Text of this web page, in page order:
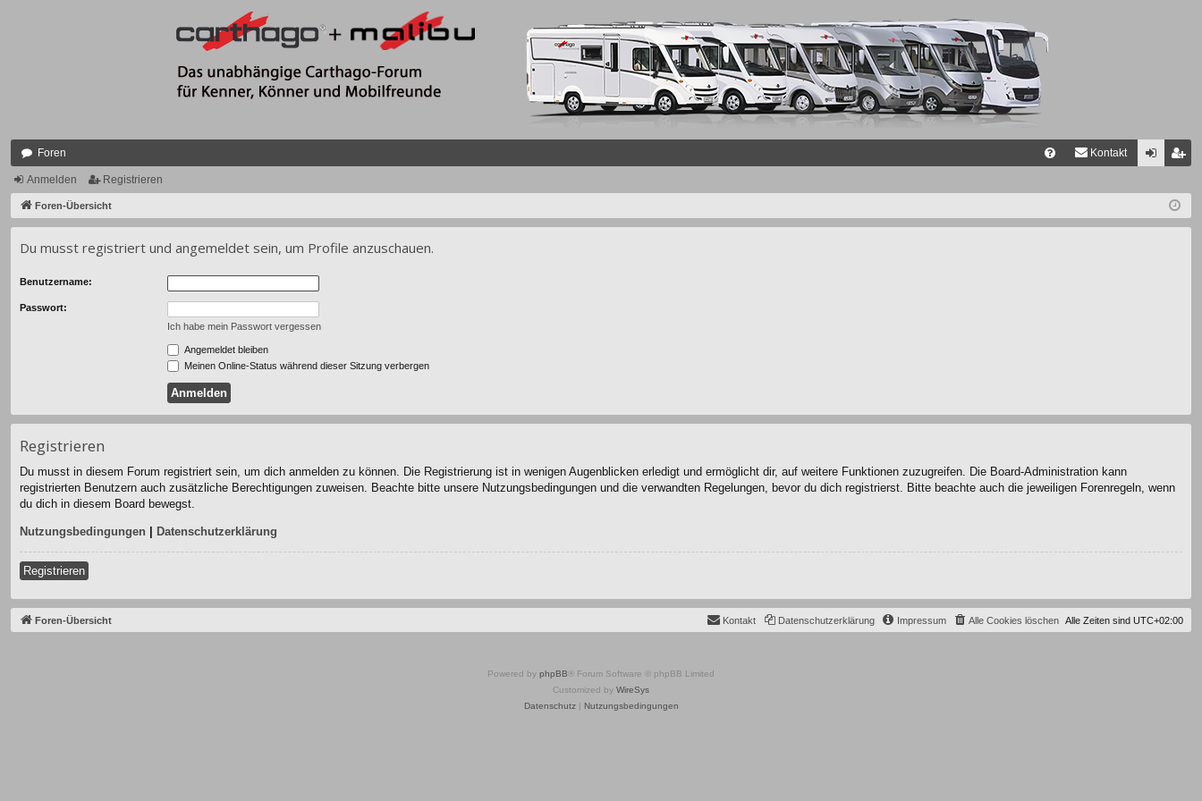
Foren Kontakt
ist
Anmelden Registrieren
Foren-Übersicht
Du musst registriert und angemeldet sein, um Profile anzuschauen.
Benutzername:
Passwort:
Ich habe mein Passwort vergessen
Angemeldet bleiben
Meinen Online-Status während dieser Sitzung verbergen
Registrieren
Du musst in diesem Forum registriert sein, um dich anmelden zu können. Die Registrierung ist in wenigen Augenblicken erledigt und ermöglicht dir, auf weitere Funktionen zuzugreifen. Die Board-Administration kann
registrierten Benutzern auch zusätzliche Berechtigungen zuweisen. Beachte bitte unsere Nutzungsbedingungen und die verwandten Regelungen, bevor du dich registrierst. Bitte beachte auch die jeweiligen Forenregeln, wenn
du dich in diesem Board bewegst.
Nutzungsbedingungen | Datenschutzerklärung
Registrieren
Foren-Übersicht Alle Zeiten sind UTC+02:00
Alle Cookies löschen
Impressum
Datenschutzerklärung
Kontakt
Powered by phpBB ® Forum Software © phpBB Limited
Customized by WireSys
Datenschutz| Nutzungsbedingungen